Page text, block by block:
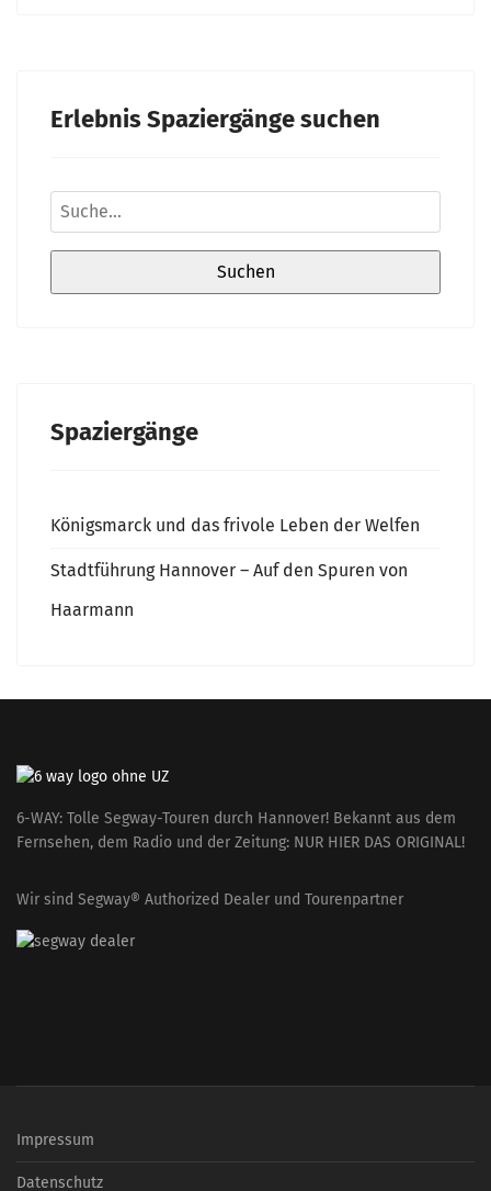
Erlebnis Spaziergänge suchen
Spaziergänge
Königsmarck und das frivole Leben der Welfen
Stadtführung Hannover – Auf den Spuren von
Haarmann
6-WAY: Tolle Segway-Touren durch Hannover! Bekannt aus dem
Fernsehen, dem Radio und der Zeitung: NUR HIER DAS ORIGINAL!
Wir sind Segway® Authorized Dealer und Tourenpartner
Impressum
Datenschutz